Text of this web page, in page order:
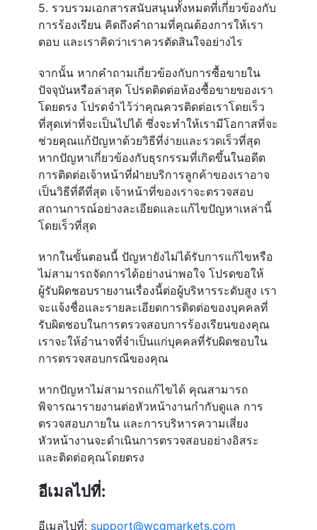
5. รวบรวมเอกสารสนับสนุนทั้งหมดที่เกี่ยวข้องกับ
การร้องเรียน คิดถึงคำถามที่คุณต้องการให้เรา
ตอบ และเราคิดว่าเราควรตัดสินใจอย่างไร
จากนั้น หากคำถามเกี่ยวข้องกับการซื้อขายใน
ปัจจุบันหรือล่าสุด โปรดติดต่อห้องซื้อขายของเรา
โดยตรง โปรดจำไว้ว่าคุณควรติดต่อเราโดยเร็ว
ที่สุดเท่าที่จะเป็นไปได้ ซึ่งจะทำให้เรามีโอกาสที่จะ
ช่วยคุณแก้ปัญหาด้วยวิธีที่ง่ายและรวดเร็วที่สุด
หากปัญหาเกี่ยวข้องกับธุรกรรมที่เกิดขึ้นในอดีต
การติดต่อเจ้าหน้าที่ฝ่ายบริการลูกค้าของเราอาจ
เป็นวิธีที่ดีที่สุด เจ้าหน้าที่ของเราจะตรวจสอบ
สถานการณ์อย่างละเอียดและแก้ไขปัญหาเหล่านี้
โดยเร็วที่สุด
หากในขั้นตอนนี้ ปัญหายังไม่ได้รับการแก้ไขหรือ
ไม่สามารถจัดการได้อย่างน่าพอใจ โปรดขอให้
ผู้รับผิดชอบรายงานเรื่องนี้ต่อผู้บริหารระดับสูง เรา
จะแจ้งชื่อและรายละเอียดการติดต่อของบุคคลที่
รับผิดชอบในการตรวจสอบการร้องเรียนของคุณ
เราจะให้อำนาจที่จำเป็นแก่บุคคลที่รับผิดชอบใน
การตรวจสอบกรณีของคุณ
หากปัญหาไม่สามารถแก้ไขได้ คุณสามารถ
พิจารณารายงานต่อหัวหน้างานกำกับดูแล การ
ตรวจสอบภายใน และการบริหารความเสี่ยง
หัวหน้างานจะดำเนินการตรวจสอบอย่างอิสระ
และติดต่อคุณโดยตรง
อีเมลไปที่:
อีเมลไปที่: support@wcgmarkets.com